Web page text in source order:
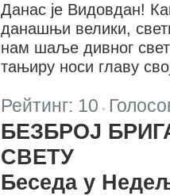
Данас је Видовдан!
данашњи велики,
нам шаље дивног
тањиру носи главу
Рейтинг: 10
БЕЗБРОЈ
СВЕТУ
Беседа у